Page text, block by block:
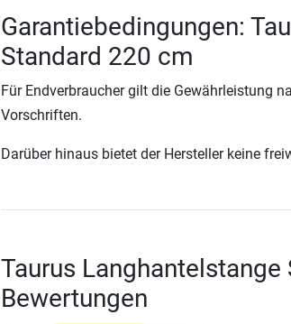
Garantiebedingungen:
Standard 220 cm
Für Endverbraucher gilt die Gewährleistung
Vorschriften.
Darüber hinaus bietet der Hersteller keine
Taurus
Bewertungen